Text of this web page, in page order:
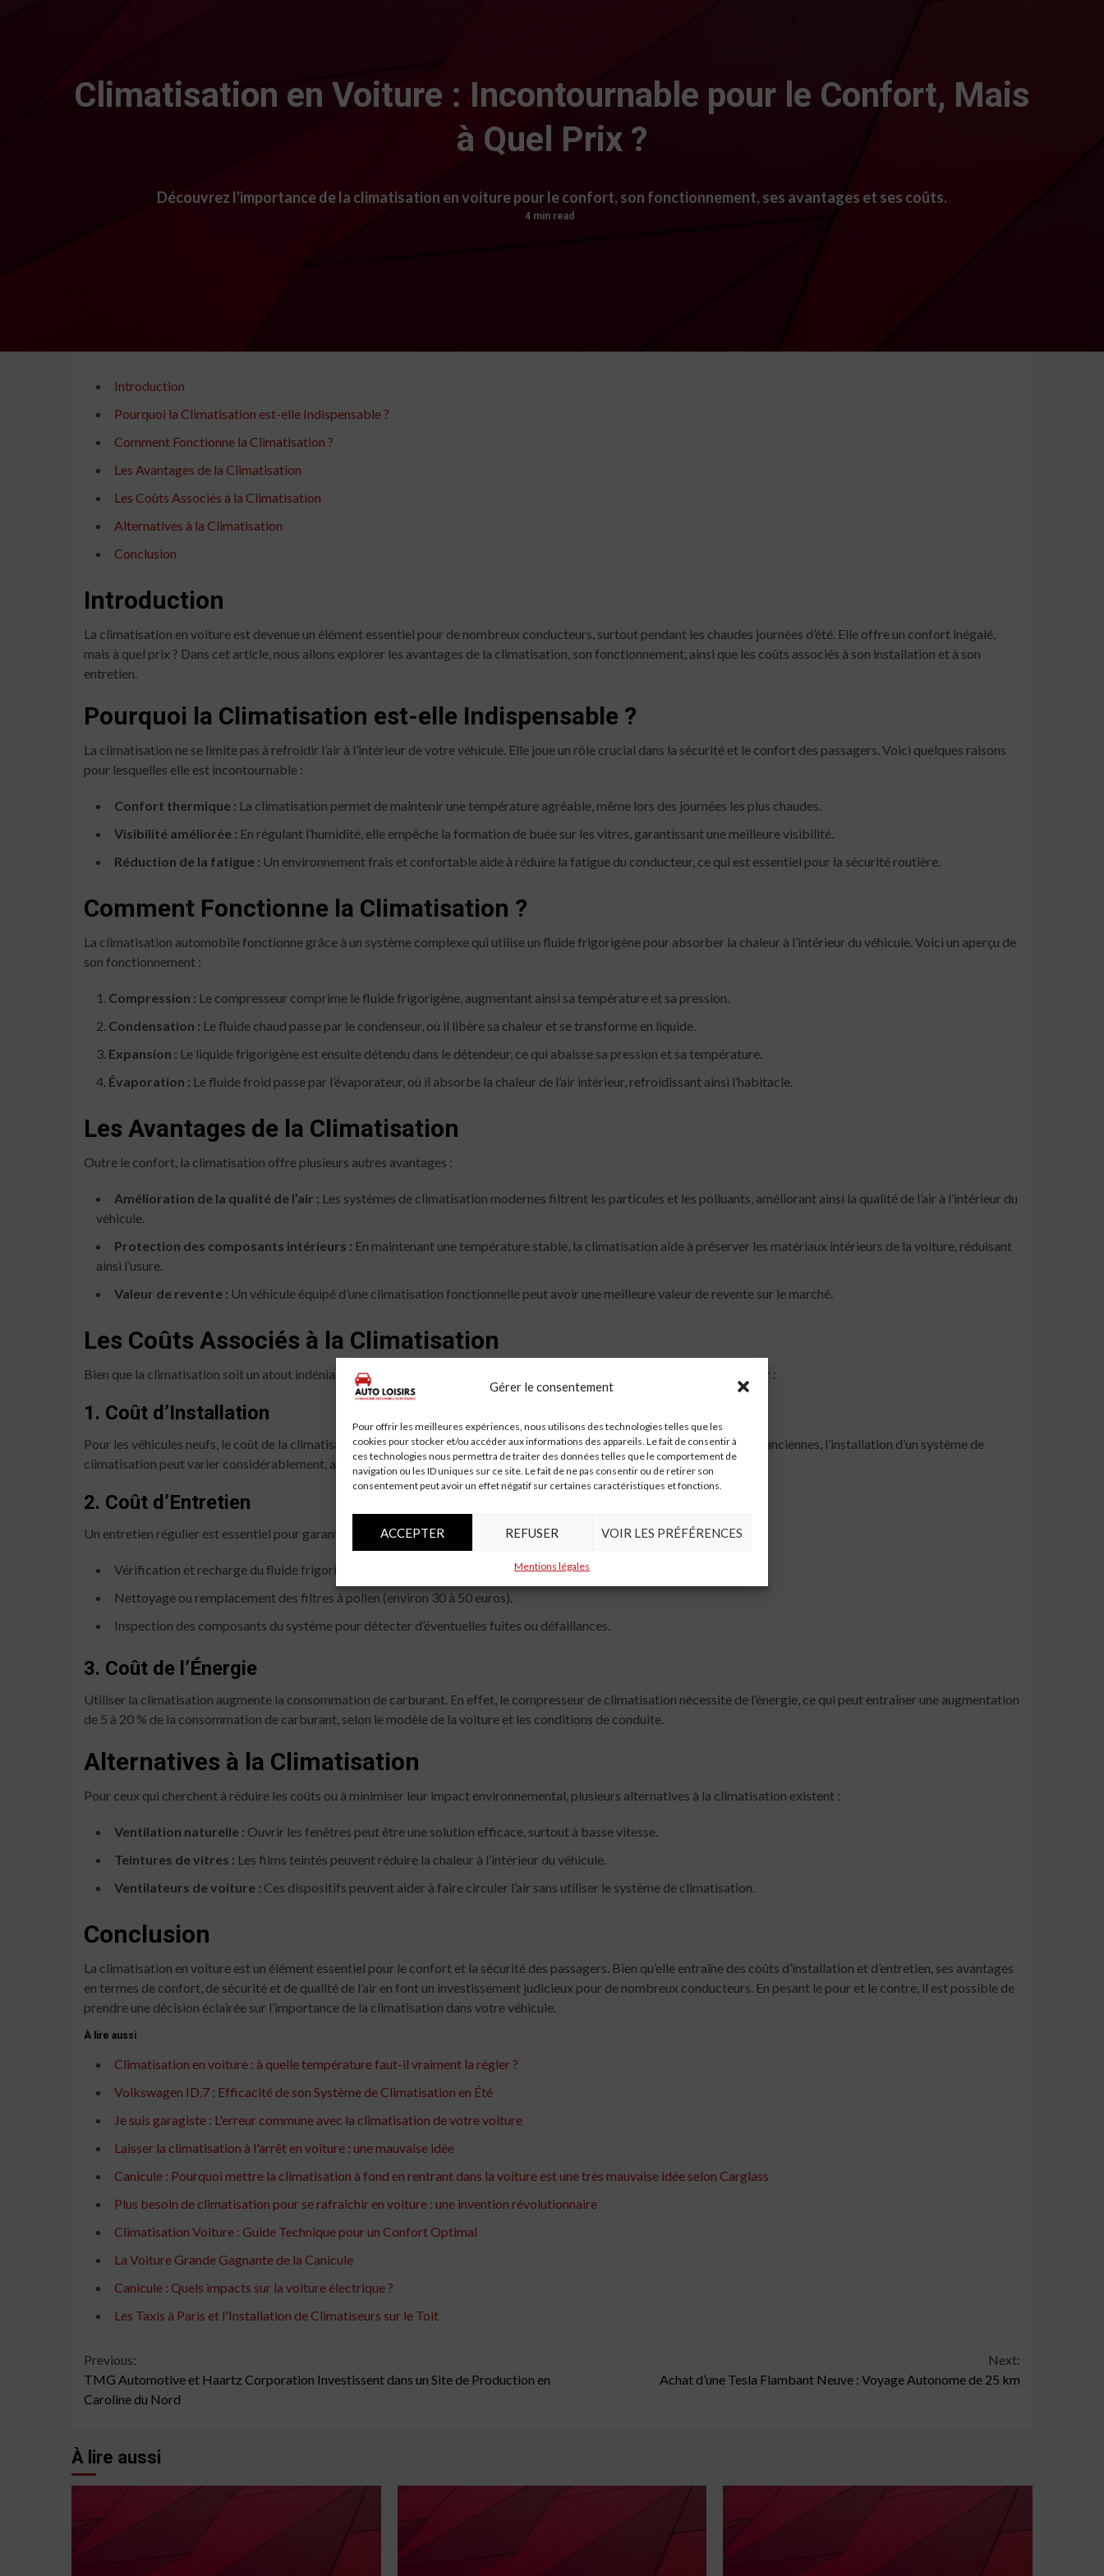
Gérer le consentement
Pour offrir les meilleures expériences, nous utilisons des technologies telles que les
cookies pour stocker et/ou accéder aux informations des appareils. Le fait de consentir à
ces technologies nous permettra de traiter des données telles que le comportement de
navigation ou les ID uniques sur ce site. Le fait de ne pas consentir ou de retirer son
consentement peut avoir un effet négatif sur certaines caractéristiques et fonctions.
ACCEPTER REFUSER VOIR LES PRÉFÉRENCES
Mentions légales
Climatisation en Voiture : Incontournable pour le Confort, Mais
à Quel Prix ?
Découvrez l'importance de la climatisation en voiture pour le confort, son fonctionnement, ses avantages et ses coûts.
4 min read
Introduction
Pourquoi la Climatisation est-elle Indispensable ?
Comment Fonctionne la Climatisation ?
Les Avantages de la Climatisation
Les Coûts Associés à la Climatisation
Alternatives à la Climatisation
Conclusion
Introduction
La climatisation en voiture est devenue un élément essentiel pour de nombreux conducteurs, surtout pendant les chaudes journées d’été. Elle offre un confort inégalé,
mais à quel prix ? Dans cet article, nous allons explorer les avantages de la climatisation, son fonctionnement, ainsi que les coûts associés à son installation et à son
entretien.
Pourquoi la Climatisation est-elle Indispensable ?
La climatisation ne se limite pas à refroidir l’air à l’intérieur de votre véhicule. Elle joue un rôle crucial dans la sécurité et le confort des passagers. Voici quelques raisons
pour lesquelles elle est incontournable :
Confort thermique : La climatisation permet de maintenir une température agréable, même lors des journées les plus chaudes.
Visibilité améliorée : En régulant l’humidité, elle empêche la formation de buée sur les vitres, garantissant une meilleure visibilité.
Réduction de la fatigue : Un environnement frais et confortable aide à réduire la fatigue du conducteur, ce qui est essentiel pour la sécurité routière.
Comment Fonctionne la Climatisation ?
La climatisation automobile fonctionne grâce à un système complexe qui utilise un fluide frigorigène pour absorber la chaleur à l’intérieur du véhicule. Voici un aperçu de
son fonctionnement :
Compression : Le compresseur comprime le fluide frigorigène, augmentant ainsi sa température et sa pression.
Condensation : Le fluide chaud passe par le condenseur, où il libère sa chaleur et se transforme en liquide.
Expansion : Le liquide frigorigène est ensuite détendu dans le détendeur, ce qui abaisse sa pression et sa température.
Évaporation : Le fluide froid passe par l’évaporateur, où il absorbe la chaleur de l’air intérieur, refroidissant ainsi l’habitacle.
Les Avantages de la Climatisation
Outre le confort, la climatisation offre plusieurs autres avantages :
Amélioration de la qualité de l’air : Les systèmes de climatisation modernes filtrent les particules et les polluants, améliorant ainsi la qualité de l’air à l’intérieur du
véhicule.
Protection des composants intérieurs : En maintenant une température stable, la climatisation aide à préserver les matériaux intérieurs de la voiture, réduisant
ainsi l’usure.
Valeur de revente : Un véhicule équipé d’une climatisation fonctionnelle peut avoir une meilleure valeur de revente sur le marché.
Les Coûts Associés à la Climatisation
Bien que la climatisation soit un atout indéniable, elle n’est pas sans coût. Voici les principaux aspects financiers à considérer :
1. Coût d’Installation
Pour les véhicules neufs, le coût de la climatisation est souvent inclus dans le prix d’achat. Cependant, pour les voitures plus anciennes, l’installation d’un système de
climatisation peut varier considérablement, allant de 800 à 2000 euros selon le modèle et la complexité de l’installation.
2. Coût d’Entretien
Un entretien régulier est essentiel pour garantir le bon fonctionnement de la climatisation. Cela inclut :
Vérification et recharge du fluide frigorigène (environ 100 à 150 euros par an).
Nettoyage ou remplacement des filtres à pollen (environ 30 à 50 euros).
Inspection des composants du système pour détecter d’éventuelles fuites ou défaillances.
3. Coût de l’Énergie
Utiliser la climatisation augmente la consommation de carburant. En effet, le compresseur de climatisation nécessite de l’énergie, ce qui peut entraîner une augmentation
de 5 à 20 % de la consommation de carburant, selon le modèle de la voiture et les conditions de conduite.
Alternatives à la Climatisation
Pour ceux qui cherchent à réduire les coûts ou à minimiser leur impact environnemental, plusieurs alternatives à la climatisation existent :
Ventilation naturelle : Ouvrir les fenêtres peut être une solution efficace, surtout à basse vitesse.
Teintures de vitres : Les films teintés peuvent réduire la chaleur à l’intérieur du véhicule.
Ventilateurs de voiture : Ces dispositifs peuvent aider à faire circuler l’air sans utiliser le système de climatisation.
Conclusion
La climatisation en voiture est un élément essentiel pour le confort et la sécurité des passagers. Bien qu’elle entraîne des coûts d’installation et d’entretien, ses avantages
en termes de confort, de sécurité et de qualité de l’air en font un investissement judicieux pour de nombreux conducteurs. En pesant le pour et le contre, il est possible de
prendre une décision éclairée sur l’importance de la climatisation dans votre véhicule.
À lire aussi
Climatisation en voiture : à quelle température faut-il vraiment la régler ?
Volkswagen ID.7 : Efficacité de son Système de Climatisation en Été
Je suis garagiste : L'erreur commune avec la climatisation de votre voiture
Laisser la climatisation à l'arrêt en voiture : une mauvaise idée
Canicule : Pourquoi mettre la climatisation à fond en rentrant dans la voiture est une très mauvaise idée selon Carglass
Plus besoin de climatisation pour se rafraîchir en voiture : une invention révolutionnaire
Climatisation Voiture : Guide Technique pour un Confort Optimal
La Voiture Grande Gagnante de la Canicule
Canicule : Quels impacts sur la voiture électrique ?
Les Taxis à Paris et l'Installation de Climatiseurs sur le Toit
Continue
Reading
Previous:
TMG Automotive et Haartz Corporation Investissent dans un Site de Production en
Caroline du Nord
Next:
Achat d’une Tesla Flambant Neuve : Voyage Autonome de 25 km
À lire aussi